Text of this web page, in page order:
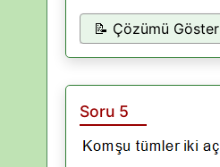
📝 Çözümü Göster
Soru 5